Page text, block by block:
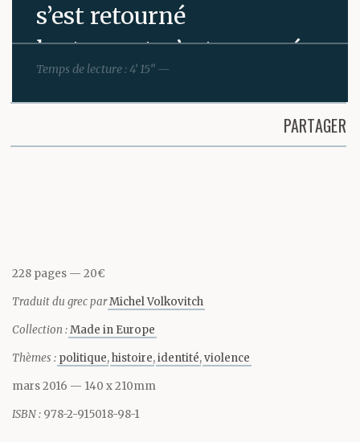
s’est retourné
lentement, s’est appuyé
sur le coude et l’a
ressemblait pas du tout.
le visage fin et les yeux
de la couleur du ciel
quand souffle le vent du
nord. Un petit grain de
beauté sous l’œil droit.
Temps de lecture : 4’ 15” —
PARTAGER
228 pages 20€
Traduit du grec parMichel Volkovitch
Collection :Made in Europe
Thèmes : politique histoire identité violence
mars 2016 — 140 x 210mm
ISBN : 978-2-915018-98-1